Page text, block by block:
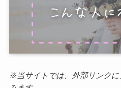
※当サイトでは、外部リンク